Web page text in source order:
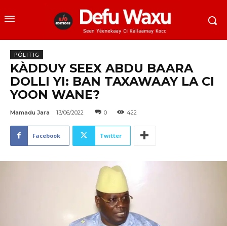
PÓLITIG
KÀDDUY SEEX ABDU BAARA
DOLLI YI: BAN TAXAWAAY LA CI
YOON WANE?
Mamadu Jara 13/06/2022 0 422
Facebook Twitter